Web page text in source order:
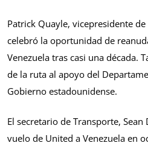
Patrick Quayle, vicepresidente
celebró la oportunidad de
Venezuela tras casi una década.
de la ruta al apoyo del
Gobierno estadounidense.
El secretario de Transporte,
vuelo de United a Venezuela en